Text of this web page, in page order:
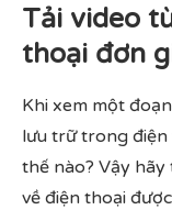
Tải video
thoại đơn
Khi xem một
lưu trữ trong
thế nào? Vậy
về điện thoại